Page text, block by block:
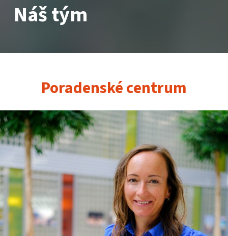
Náš tým
Poradenské centrum